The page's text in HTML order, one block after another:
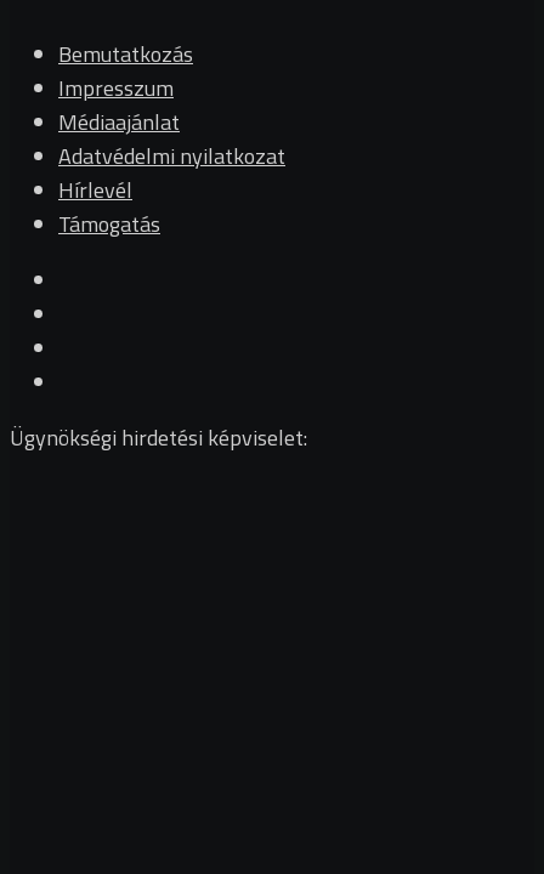
Bemutatkozás
Impresszum
Médiaajánlat
Adatvédelmi nyilatkozat
Hírlevél
Támogatás
Ügynökségi hirdetési képviselet: